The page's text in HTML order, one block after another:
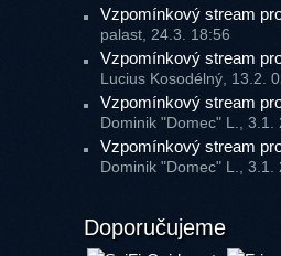
Vzpomínkový stream
palast, 24.3. 18:56
Vzpomínkový stream
Lucius Kosodélný, 13.2.
Vzpomínkový stream
Dominik "Domec" L., 3.1.
Vzpomínkový stream
Dominik "Domec" L., 3.1.
Doporučujeme